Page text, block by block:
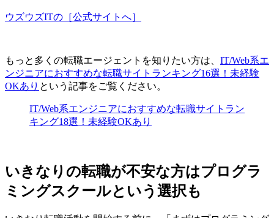
ウズウズITの［公式サイトへ］
もっと多くの転職エージェントを知りたい方は、 IT/Web系エ
ンジニアにおすすめな転職サイトランキング16選！未経験
OKあり という記事をご覧ください。
IT/Web系エンジニアにおすすめな転職サイトラン
キング18選！未経験OKあり
いきなりの転職が不安な方はプログラ
ミングスクールという選択も